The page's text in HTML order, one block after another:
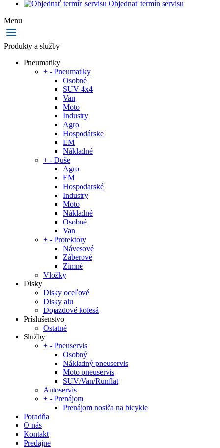
Objednať termín servisu
Menu
Produkty a služby
Pneumatiky
+ - Pneumatiky
Osobné
SUV 4x4
Van
Moto
Industry
Agro
Hospodárske
EM
Nákladné
+ - Duše
Agro
EM
Hospodarské
Industry
Moto
Nákladné
Osobné
Van
+ - Protektory
Návesové
Záberové
Zimné
Vložky
Disky
Disky oceľové
Disky alu
Dojazdové kolesá
Príslušenstvo
Ostatné
Služby
+ - Pneuservis
Osobný
Nákladný pneuservis
Moto pneuservis
SUV/Van/Runflat
Autoservis
+ - Prenájom
Prenájom nosiča na bicykle
Poradňa
O nás
Kontakt
Predajne